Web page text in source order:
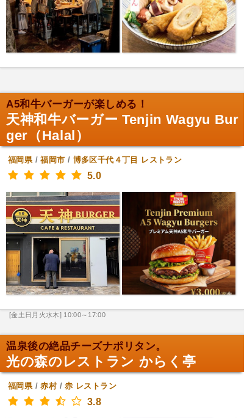
A5和牛バーガーが楽しめる！
天神和牛バーガー Tenjin Wagyu Bur
ger（Halal）
福岡県/福岡市 / 博多区千代４丁目 レストラン
5.0
[金土日月火水木] 10:00～17:00
温泉後の絶品チーズナポリタン。
光の森のレストラン からく亭
福岡県/赤村/赤 レストラン
3.8